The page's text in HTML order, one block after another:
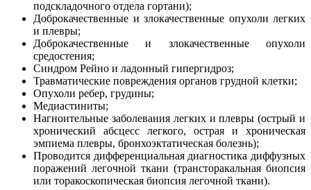
подскладочного отдела гортани);
Доброкачественные и злокачественные опухоли легких
и плевры;
Доброкачественные и злокачественные опухоли
средостения;
Синдром Рейно и ладонный гипергидроз;
Травматические повреждения органов грудной клетки;
Опухоли ребер, грудины;
Медиастиниты;
Нагноительные заболевания легких и плевры (острый и
хронический абсцесс легкого, острая и хроническая
эмпиема плевры, бронхоэктатическая болезнь);
Проводится дифференциальная диагностика диффузных
поражений легочной ткани (трансторакальная биопсия
или торакоскопическая биопсия легочной ткани).